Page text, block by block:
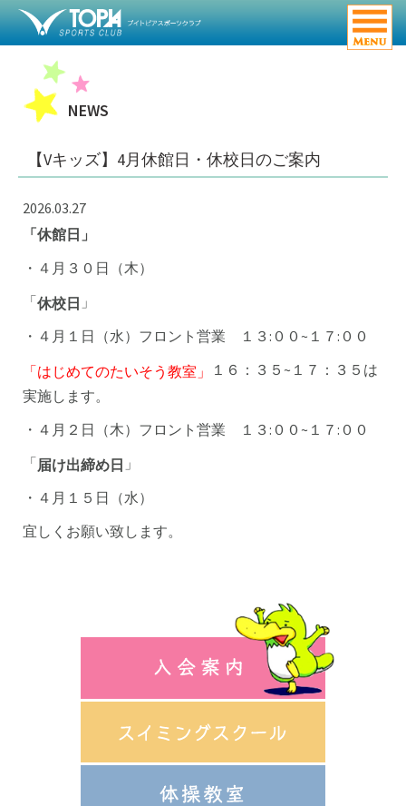
NEWS
【Vキッズ】4月休館日・休校日のご案内
2026.03.27
「休館日」
・４月３０日（木）
「休校日 」
・４月１日（水）フロント営業 １３:００~１７:００
「はじめてのたいそう教室」
１６：３５~１７：３５は
実施します。
・４月２日（木）フロント営業 １３:００~１７:００
「届け出締め日 」
・４月１５日（水）
宜しくお願い致します。